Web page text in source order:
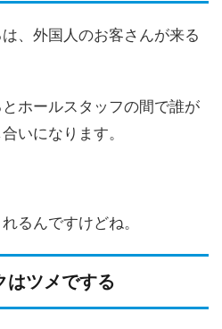
、外国人のお客さんが来る
ホールスタッフの間で誰が
いになります。
るんですけどね。
はツメでする